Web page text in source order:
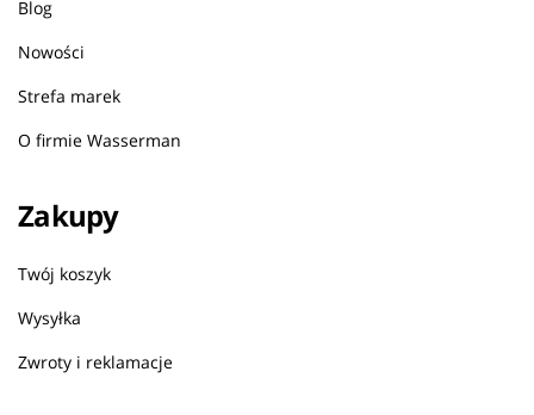
Blog
Nowości
Strefa marek
O firmie Wasserman
Zakupy
Twój koszyk
Wysyłka
Zwroty i reklamacje